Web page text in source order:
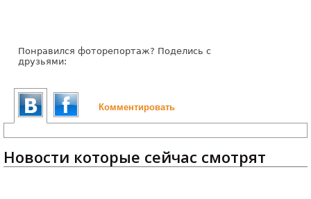
Понравился фоторепортаж? Поделись с
друзьями:
Комментировать
Новости которые сейчас смотрят